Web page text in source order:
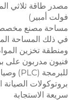
فولت أمبير)
ومنطقة تخزين
فنيون مدربون على
للبرمجة (PLC) وصيانة الأعطال الكهروميكانيكية
بروتوكولات
سريعة الاستجابة